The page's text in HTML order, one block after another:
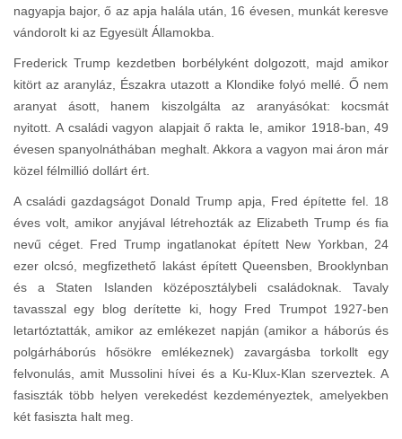
nagyapja bajor, ő az apja halála után, 16 évesen, munkát keresve
vándorolt ki az Egyesült Államokba.
Frederick Trump kezdetben borbélyként dolgozott, majd amikor
kitört az aranyláz, Északra utazott a Klondike folyó mellé. Ő nem
aranyat ásott, hanem kiszolgálta az aranyásókat: kocsmát
nyitott. A családi vagyon alapjait ő rakta le, amikor 1918-ban, 49
évesen spanyolnáthában meghalt. Akkora a vagyon mai áron már
közel félmillió dollárt ért.
A családi gazdagságot Donald Trump apja, Fred építette fel. 18
éves volt, amikor anyjával létrehozták az Elizabeth Trump és fia
nevű céget. Fred Trump ingatlanokat épített New Yorkban, 24
ezer olcsó, megfizethető lakást épített Queensben, Brooklynban
és a Staten Islanden középosztálybeli családoknak. Tavaly
tavasszal egy blog derítette ki, hogy Fred Trumpot 1927-ben
letartóztatták, amikor az emlékezet napján (amikor a háborús és
polgárháborús hősökre emlékeznek) zavargásba torkollt egy
felvonulás, amit Mussolini hívei és a Ku-Klux-Klan szerveztek. A
fasiszták több helyen verekedést kezdeményeztek, amelyekben
két fasiszta halt meg.